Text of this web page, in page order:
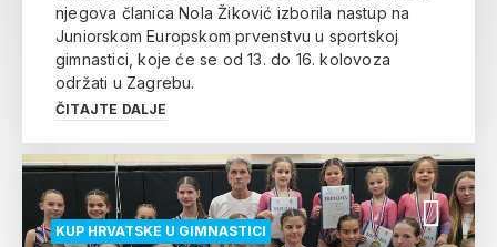
njegova članica Nola Žiković izborila nastup na
Juniorskom Europskom prvenstvu u sportskoj
gimnastici, koje će se od 13. do 16. kolovoza
održati u Zagrebu.
ČITAJTE DALJE
KUP HRVATSKE U GIMNASTICI